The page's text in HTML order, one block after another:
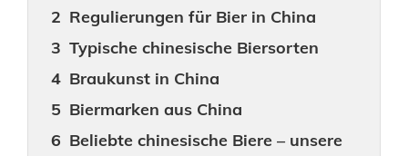
Regulierungen für Bier in China
Typische chinesische Biersorten
Braukunst in China
Biermarken aus China
Beliebte chinesische Biere – unsere